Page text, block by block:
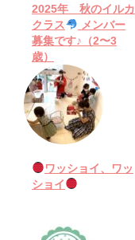
2025年 秋のイルカ
クラス
メンバー
募集です♪（2〜3
歳）
ワッショイ、ワッ
ショイ